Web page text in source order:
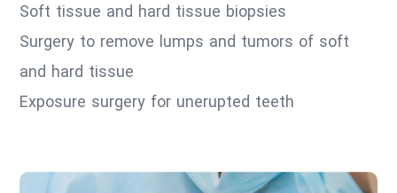
Soft tissue and hard tissue biopsies
Surgery to remove lumps and tumors of soft
and hard tissue
Exposure surgery for unerupted teeth